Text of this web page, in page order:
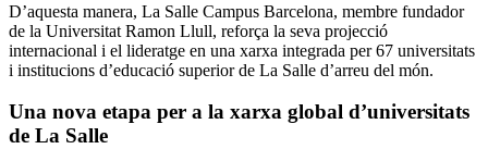
D’aquesta manera, La Salle Campus Barcelona, membre fundador
de la Universitat Ramon Llull, reforça la seva projecció
internacional i el lideratge en una xarxa integrada per 67 universitats
i institucions d’educació superior de La Salle d’arreu del món.
Una nova etapa per a la xarxa global d’universitats
de La Salle